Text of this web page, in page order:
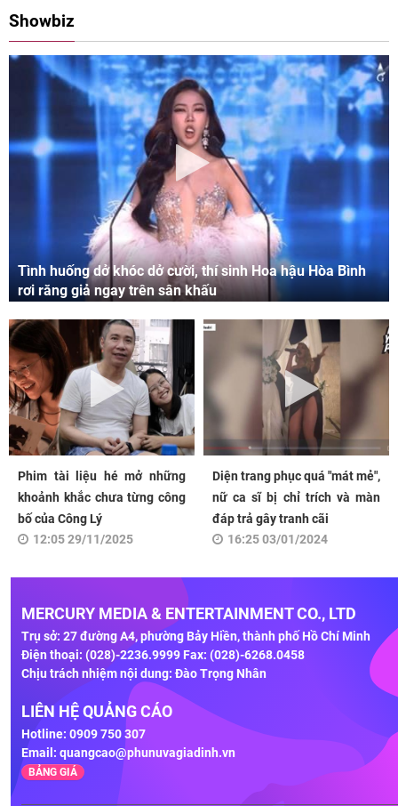
Showbiz
Tình huống dở khóc dở cười, thí sinh Hoa hậu Hòa Bình
rơi răng giả ngay trên sân khấu
Phim tài liệu hé mở những
khoảnh khắc chưa từng công
bố của Công Lý
12:05 29/11/2025
Diện trang phục quá "mát mẻ",
nữ ca sĩ bị chỉ trích và màn
đáp trả gây tranh cãi
16:25 03/01/2024
MERCURY MEDIA & ENTERTAINMENT CO., LTD
Trụ sở: 27 đường A4, phường Bảy Hiền, thành phố Hồ Chí Minh
Điện thoại: (028)-2236.9999 Fax: (028)-6268.0458
Chịu trách nhiệm nội dung: Đào Trọng Nhân
LIÊN HỆ QUẢNG CÁO
Hotline: 0909 750 307
Email: quangcao@phunuvagiadinh.vn
BẢNG GIÁ